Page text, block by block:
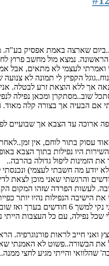
שארצה באמת אפסיק
אני עד עכשיו זוכר את הנפילה
לעצמי לא מתאים, אבל
הקפיץ לי תמונה לא
אך ללא הוצאת זרע לבטלה.
שוב..מסתקרן ומכאן נפילה
אם הבעיה אך בצורה קלה
ארוכה עד הצבא אך שבועיים
בתור לוחם, אין
היו נפילות בתוך הצבא
הזמינות ליפול גדולה בהרבה..
מה חשבתי לעצמי)
מסתכל על נשים אחרות וכל כך טמא. הייתי נקי
לעשות הפרדה שזהו המקום
עזבתי את הישיבה והתחלתי ללמוד
שכל נפילה, עם כל העצבות
חייב לראות פורנוגרפיה.
את הבשורה..פשוט לא האמנתי
והייתי מגיע לחצי